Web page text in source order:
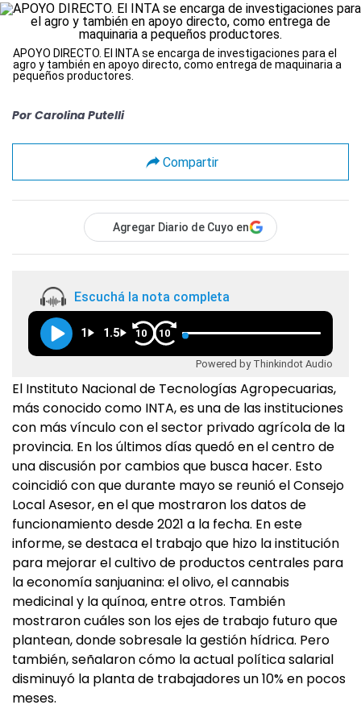
APOYO DIRECTO. El INTA se encarga de investigaciones para el
agro y también en apoyo directo, como entrega de maquinaria a
pequeños productores.
Por Carolina Putelli
Compartir
Agregar Diario de Cuyo en
Escuchá la nota completa
1 1.5 10 10
Powered by Thinkindot Audio
El Instituto Nacional de Tecnologías Agropecuarias,
más conocido como INTA, es una de las instituciones
con más vínculo con el sector privado agrícola de la
provincia. En los últimos días quedó en el centro de
una discusión por cambios que busca hacer. Esto
coincidió con que durante mayo se reunió el Consejo
Local Asesor, en el que mostraron los datos de
funcionamiento desde 2021 a la fecha. En este
informe, se destaca el trabajo que hizo la institución
para mejorar el cultivo de productos centrales para
la economía sanjuanina: el olivo, el cannabis
medicinal y la quínoa, entre otros. También
mostraron cuáles son los ejes de trabajo futuro que
plantean, donde sobresale la gestión hídrica. Pero
también, señalaron cómo la actual política salarial
disminuyó la planta de trabajadores un 10% en pocos
meses.